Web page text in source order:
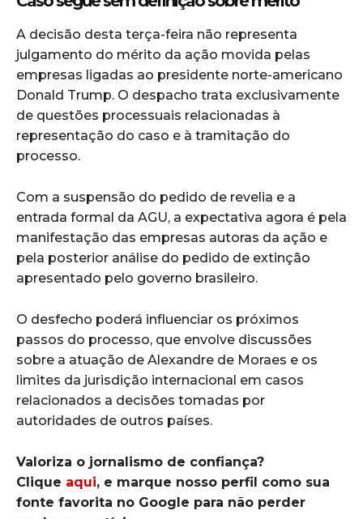
A decisão desta terça-feira não representa
julgamento do mérito da ação movida pelas
empresas ligadas ao presidente norte-americano
Donald Trump. O despacho trata exclusivamente
de questões processuais relacionadas à
representação do caso e à tramitação do
processo.
Com a suspensão do pedido de revelia e a
entrada formal da AGU, a expectativa agora é pela
manifestação das empresas autoras da ação e
pela posterior análise do pedido de extinção
apresentado pelo governo brasileiro.
O desfecho poderá influenciar os próximos
passos do processo, que envolve discussões
sobre a atuação de Alexandre de Moraes e os
limites da jurisdição internacional em casos
relacionados a decisões tomadas por
autoridades de outros países.
Valoriza o jornalismo de confiança?
Clique aqui, e marque nosso perfil como sua
fonte favorita no Google para não perder